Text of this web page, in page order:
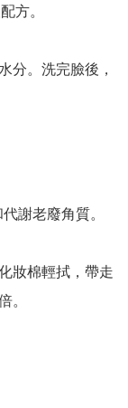
方。
分。洗完臉後，
謝老廢角質。
妝棉輕拭，帶走
。